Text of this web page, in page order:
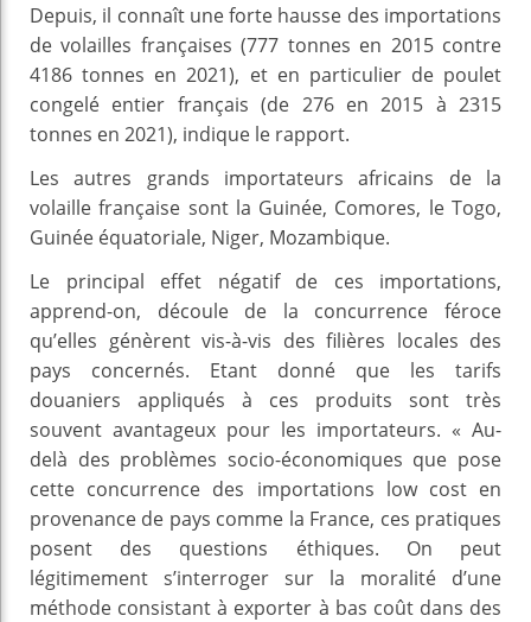
Depuis, il connaît une forte hausse des importations
de volailles françaises (777 tonnes en 2015 contre
4186 tonnes en 2021), et en particulier de poulet
congelé entier français (de 276 en 2015 à 2315
tonnes en 2021), indique le rapport.
Les autres grands importateurs africains de la
volaille française sont la Guinée, Comores, le Togo,
Guinée équatoriale, Niger, Mozambique.
Le principal effet négatif de ces importations,
apprend-on, découle de la concurrence féroce
qu’elles génèrent vis-à-vis des filières locales des
pays concernés. Etant donné que les tarifs
douaniers appliqués à ces produits sont très
souvent avantageux pour les importateurs. « Au-
delà des problèmes socio-économiques que pose
cette concurrence des importations low cost en
provenance de pays comme la France, ces pratiques
posent des questions éthiques. On peut
légitimement s’interroger sur la moralité d’une
méthode consistant à exporter à bas coût dans des